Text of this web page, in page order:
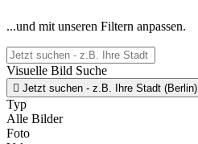
...und mit unseren Filtern anpassen.
Visuelle Bild Suche
 Jetzt suchen - z.B. Ihre Stadt (Berlin)
Typ
Alle Bilder
Foto